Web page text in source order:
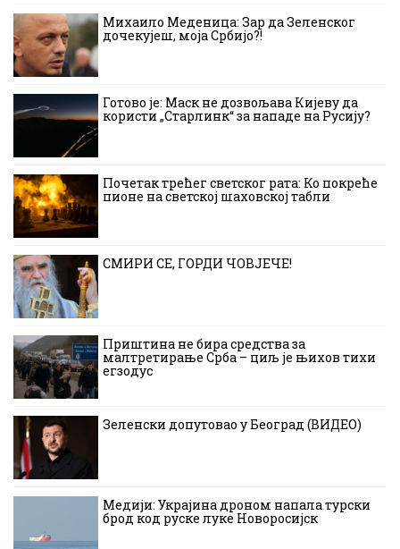
Михаило Меденица: Зар да Зеленског
дочекујеш, моја Србијо?!
Готово је: Маск не дозвољава Кијеву да
користи „Старлинк“ за нападе на Русију?
Почетак трећег светског рата: Ко покреће
пионе на светској шаховској табли
СМИРИ СЕ, ГОРДИ ЧОВЈЕЧЕ!
Приштина не бира средства за
малтретирање Срба – циљ је њихов тихи
егзодус
Зеленски допутовао у Београд (ВИДЕО)
Медији: Украјина дроном напала турски
брод код руске луке Новоросијск